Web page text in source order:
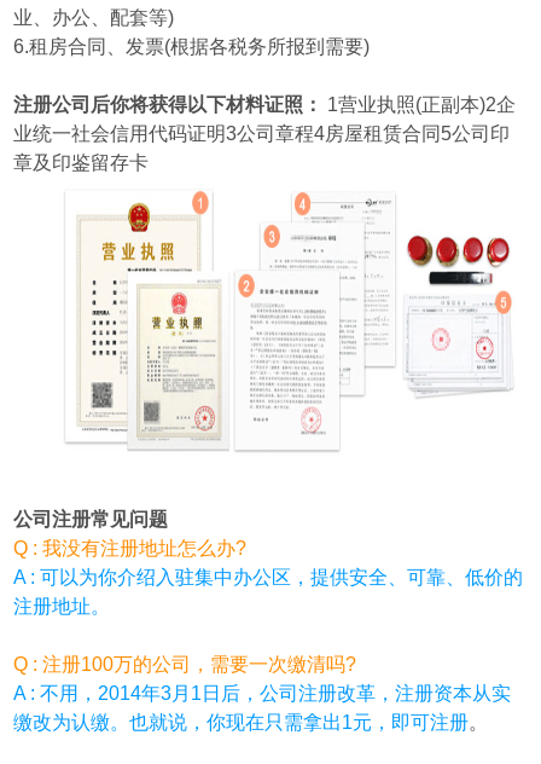
业、办公、配套等)
6.租房合同、发票(根据各税务所报到需要)
注册公司后你将获得以下材料证照：
1营业执照(正副本)2企
业统一社会信用代码证明3公司章程4房屋租赁合同5公司印
章及印鉴留存卡
公司注册常见问题
Q : 我没有注册地址怎么办?
A : 可以为你介绍入驻集中办公区，提供安全、可靠、低价的
注册地址。
Q : 注册100万的公司，需要一次缴清吗?
A : 不用，2014年3月1日后，公司注册改革，注册资本从实
缴改为认缴。也就说，你现在只需拿出1元，即可注册。